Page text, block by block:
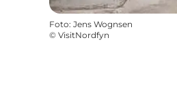
Foto: Jens Wognsen
© VisitNordfyn